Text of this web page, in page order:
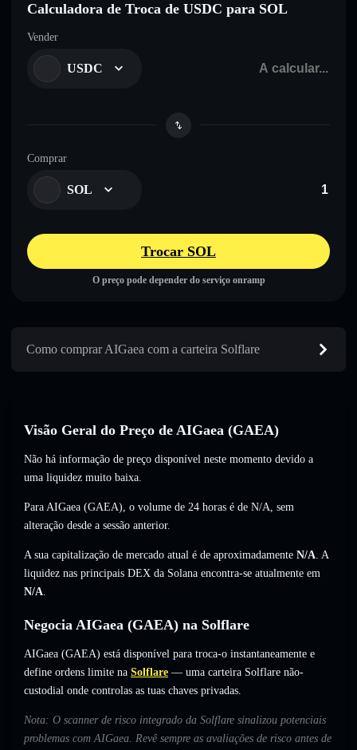
Calculadora de Troca de USDC para SOL
Vender
USDC
Comprar
SOL
Trocar SOL
O preço pode depender do serviço onramp
Como comprar AIGaea com a carteira Solflare
Visão Geral do Preço de AIGaea (GAEA)
Não há informação de preço disponível neste momento devido a
uma liquidez muito baixa.
Para AIGaea (GAEA), o volume de 24 horas é de N/A, sem
alteração desde a sessão anterior.
A sua capitalização de mercado atual é de aproximadamente N/A. A
liquidez nas principais DEX da Solana encontra-se atualmente em
N/A.
Negocia AIGaea (GAEA) na Solflare
AIGaea (GAEA) está disponível para troca-o instantaneamente e
define ordens limite na Solflare — uma carteira Solflare não-
custodial onde controlas as tuas chaves privadas.
Nota: O scanner de risco integrado da Solflare sinalizou potenciais
problemas com AIGaea. Revê sempre as avaliações de risco antes de